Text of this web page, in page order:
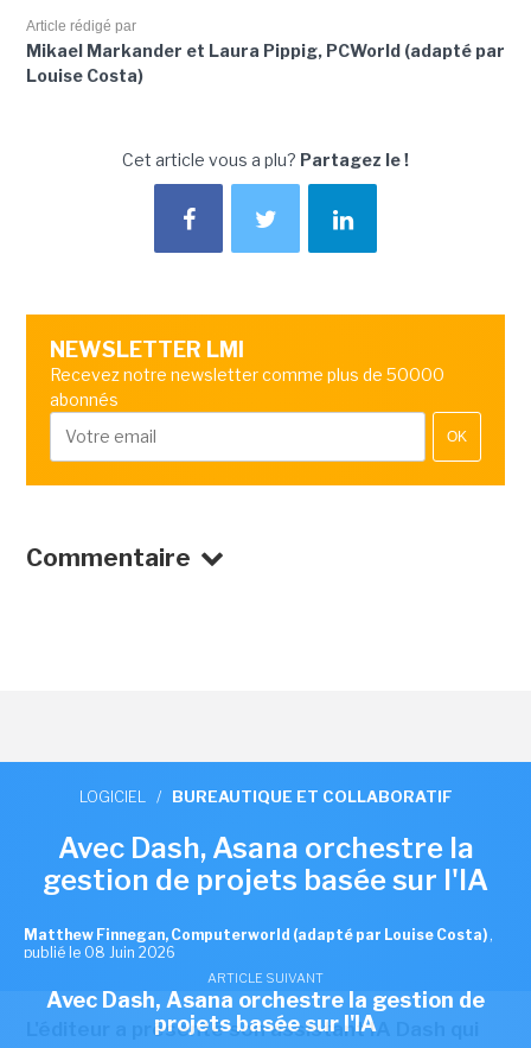
Article rédigé par
Mikael Markander et Laura Pippig, PCWorld (adapté par
Louise Costa)
Cet article vous a plu? Partagez le !
NEWSLETTER LMI
Recevez notre newsletter comme plus de 50000
abonnés
OK
Commentaire
ARTICLE SUIVANT
Avec Dash, Asana orchestre la gestion de
projets basée sur l'IA
LOGICIEL / BUREAUTIQUE ET COLLABORATIF
Avec Dash, Asana orchestre la
gestion de projets basée sur l'IA
Matthew Finnegan, Computerworld (adapté par Louise Costa) ,
publié le 08 Juin 2026
L'éditeur a présenté son assistant IA Dash qui